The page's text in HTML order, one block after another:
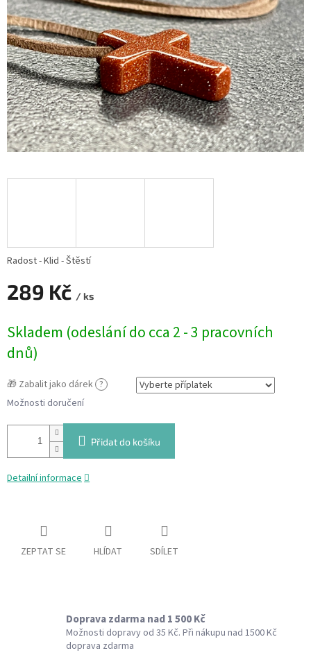
289 Kč / ks
cena:
Skladem (odeslání do cca 2 - 3 pracovních
dnů)
🎁 Zabalit jako dárek ?
Možnosti doručení
Přidat do košíku
Radost - Klid - Štěstí
Detailní informace
ZEPTAT SE HLÍDAT SDÍLET
Doprava zdarma nad 1 500 Kč
Možnosti dopravy od 35 Kč. Při nákupu nad 1500 Kč
doprava zdarma